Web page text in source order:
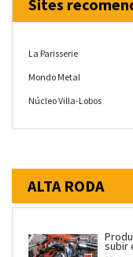
Sites
La Parisserie
Mondo Metal
Núcleo Villa-Lobos
ALTA RODA
subir